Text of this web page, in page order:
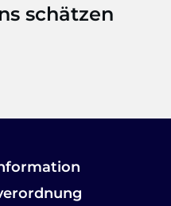
schätzen